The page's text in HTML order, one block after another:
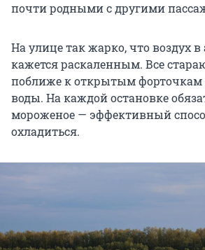
почти родными с другими
На улице так жарко, что воздух в
кажется раскаленным. Все
поближе к открытым форточкам
воды. На каждой остановке
мороженое — эффективный
охладиться.